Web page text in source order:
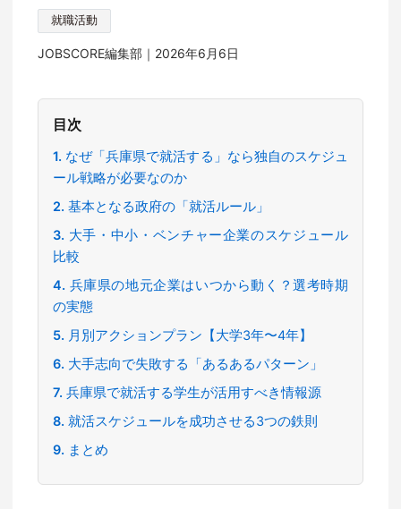
就職活動
JOBSCORE編集部｜ 2026年6月6日
目次
なぜ「兵庫県で就活する」なら独自のスケジュ
ール戦略が必要なのか
基本となる政府の「就活ルール」
大手・中小・ベンチャー企業のスケジュール
比較
兵庫県の地元企業はいつから動く？選考時期
の実態
月別アクションプラン【大学3年〜4年】
大手志向で失敗する「あるあるパターン」
兵庫県で就活する学生が活用すべき情報源
就活スケジュールを成功させる3つの鉄則
まとめ